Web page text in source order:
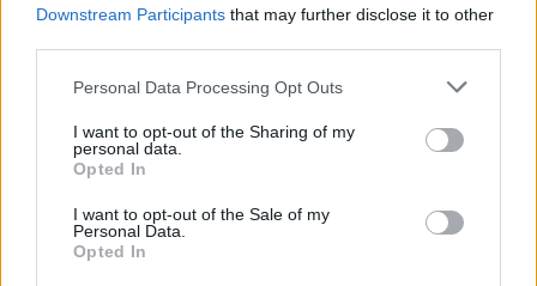
Downstream Participants that may further disclose it to other
Personal Data Processing Opt Outs
I want to opt-out of the Sharing of my
personal data.
Opted In
I want to opt-out of the Sale of my
Personal Data.
Opted In